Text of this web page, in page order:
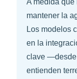
mantener la
Los modelos
en la
clave —desde
entienden